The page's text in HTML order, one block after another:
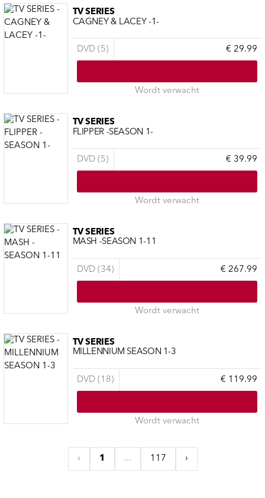
TV SERIES
CAGNEY & LACEY -1-
DVD (5) € 29.99
Wordt verwacht
TV SERIES
FLIPPER -SEASON 1-
DVD (5) € 39.99
Wordt verwacht
TV SERIES
MASH -SEASON 1-11
DVD (34) € 267.99
Wordt verwacht
TV SERIES
MILLENNIUM SEASON 1-3
DVD (18) € 119.99
Wordt verwacht
‹ 1 ... 117 ›